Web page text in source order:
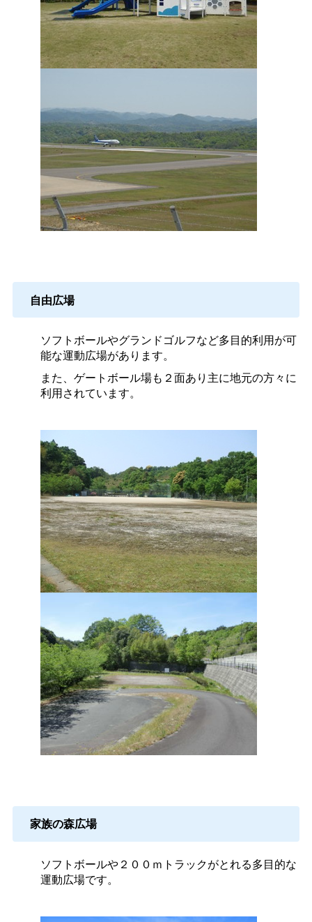
自由広場
ソフトボールやグランドゴルフなど多目的利用が可
能な運動広場があります。
また、ゲートボール場も２面あり主に地元の方々に
利用されています。
家族の森広場
ソフトボールや２００ｍトラックがとれる多目的な
運動広場です。